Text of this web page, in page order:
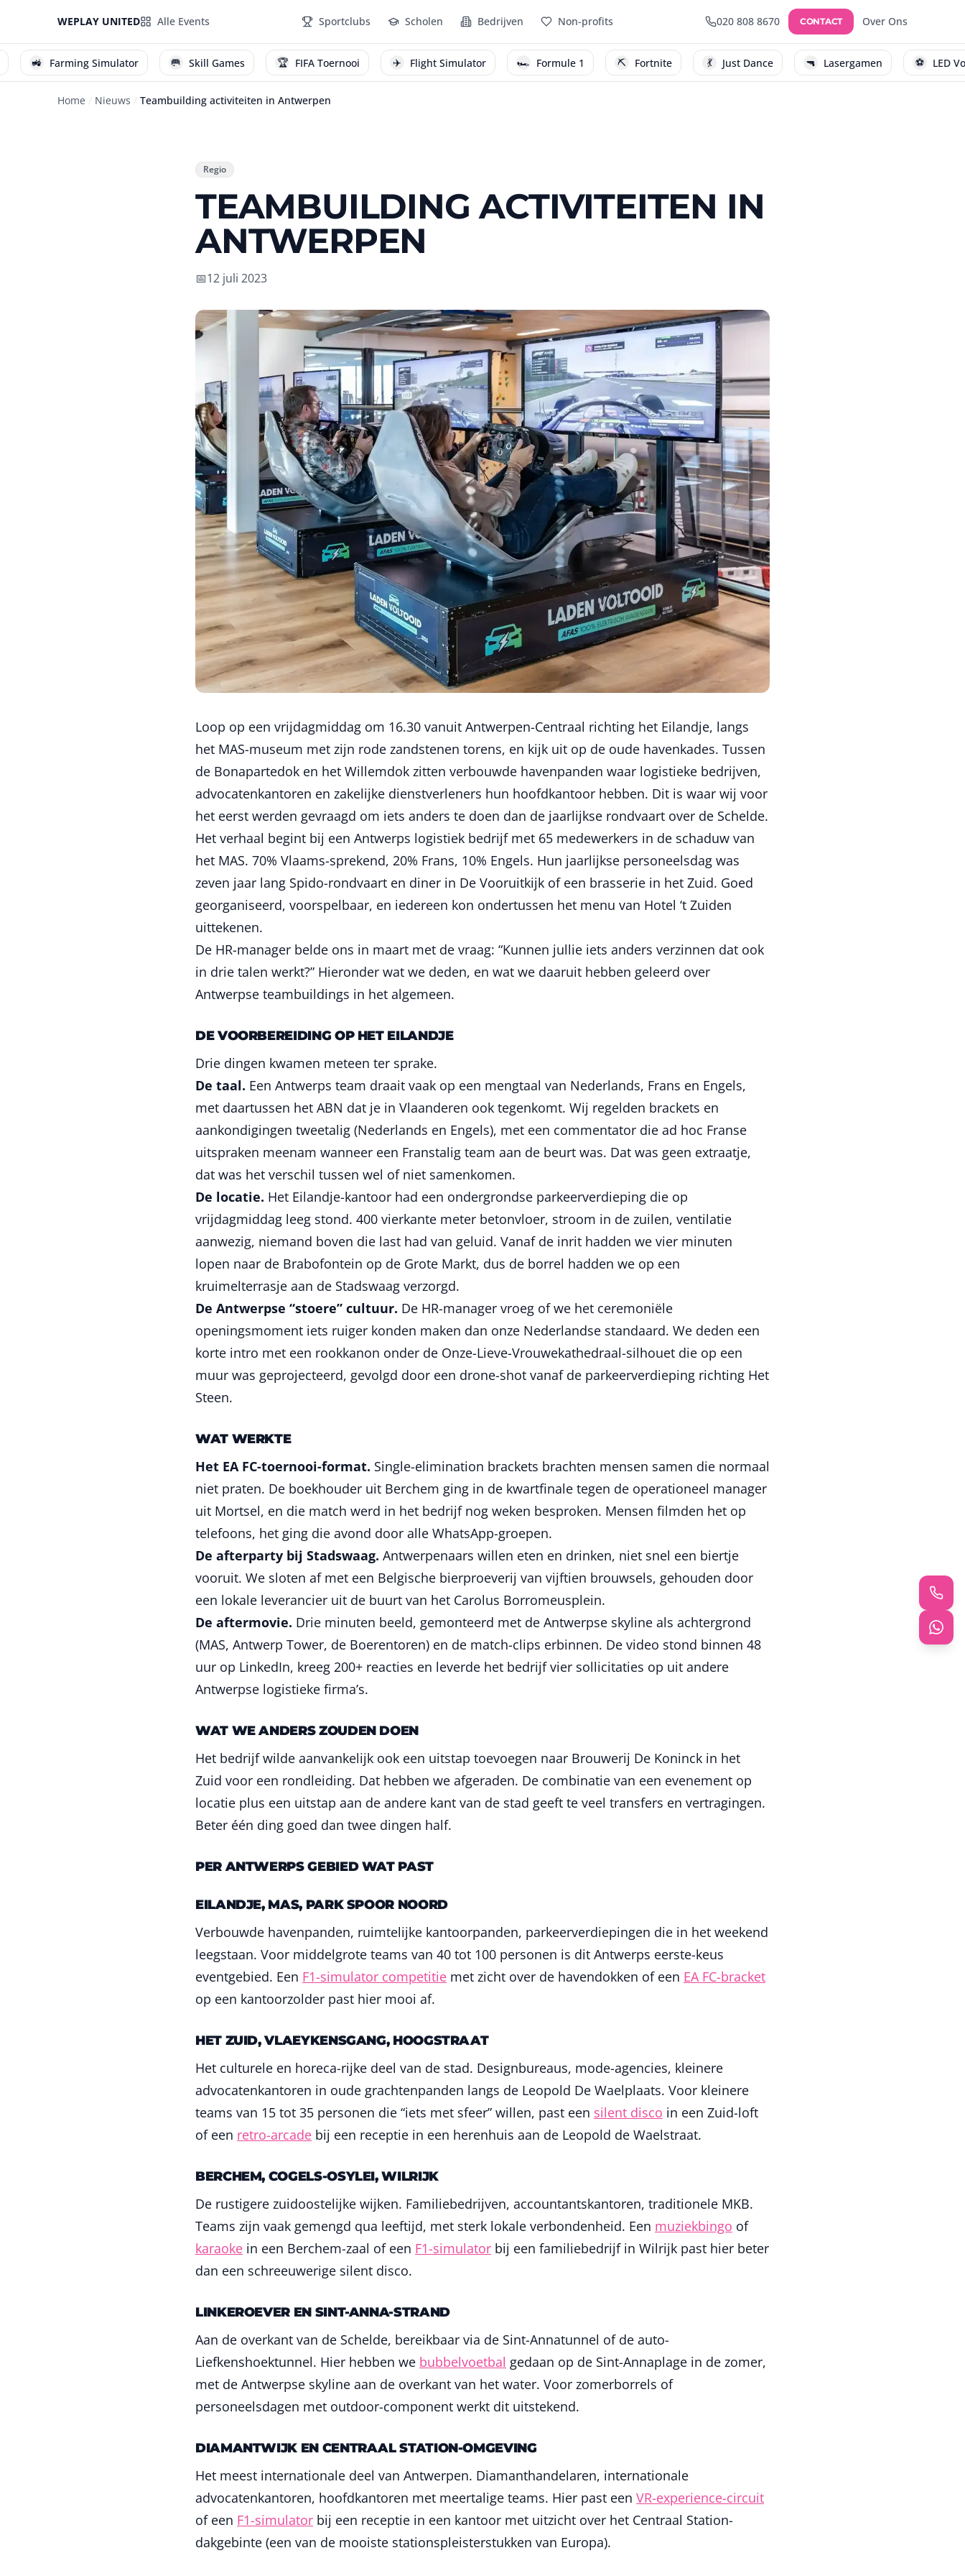
WEPLAY UNITED Alle Events Sportclubs Scholen Bedrijven Non-profits 020 808 8670 CONTACT Over Ons
Farming Simulator 🥅 Skill Games 🏆 FIFA Toernooi ✈️ Flight Simulator 🏎️ Formule 1 ⛏️ Fortnite 💃 Just Dance 🔫 Lasergamen ⚽ LED Voetbal
Home / Nieuws / Teambuilding activiteiten in Antwerpen
Regio
TEAMBUILDING ACTIVITEITEN IN
ANTWERPEN
📅12 juli 2023
Loop op een vrijdagmiddag om 16.30 vanuit Antwerpen-Centraal richting het Eilandje, langs
het MAS-museum met zijn rode zandstenen torens, en kijk uit op de oude havenkades. Tussen
de Bonapartedok en het Willemdok zitten verbouwde havenpanden waar logistieke bedrijven,
advocatenkantoren en zakelijke dienstverleners hun hoofdkantoor hebben. Dit is waar wij voor
het eerst werden gevraagd om iets anders te doen dan de jaarlijkse rondvaart over de Schelde.
Het verhaal begint bij een Antwerps logistiek bedrijf met 65 medewerkers in de schaduw van
het MAS. 70% Vlaams-sprekend, 20% Frans, 10% Engels. Hun jaarlijkse personeelsdag was
zeven jaar lang Spido-rondvaart en diner in De Vooruitkijk of een brasserie in het Zuid. Goed
georganiseerd, voorspelbaar, en iedereen kon ondertussen het menu van Hotel ‘t Zuiden
uittekenen.
De HR-manager belde ons in maart met de vraag: “Kunnen jullie iets anders verzinnen dat ook
in drie talen werkt?” Hieronder wat we deden, en wat we daaruit hebben geleerd over
Antwerpse teambuildings in het algemeen.
DE VOORBEREIDING OP HET EILANDJE
Drie dingen kwamen meteen ter sprake.
De taal. Een Antwerps team draait vaak op een mengtaal van Nederlands, Frans en Engels,
met daartussen het ABN dat je in Vlaanderen ook tegenkomt. Wij regelden brackets en
aankondigingen tweetalig (Nederlands en Engels), met een commentator die ad hoc Franse
uitspraken meenam wanneer een Franstalig team aan de beurt was. Dat was geen extraatje,
dat was het verschil tussen wel of niet samenkomen.
De locatie. Het Eilandje-kantoor had een ondergrondse parkeerverdieping die op
vrijdagmiddag leeg stond. 400 vierkante meter betonvloer, stroom in de zuilen, ventilatie
aanwezig, niemand boven die last had van geluid. Vanaf de inrit hadden we vier minuten
lopen naar de Brabofontein op de Grote Markt, dus de borrel hadden we op een
kruimelterrasje aan de Stadswaag verzorgd.
De Antwerpse “stoere” cultuur. De HR-manager vroeg of we het ceremoniële
openingsmoment iets ruiger konden maken dan onze Nederlandse standaard. We deden een
korte intro met een rookkanon onder de Onze-Lieve-Vrouwekathedraal-silhouet die op een
muur was geprojecteerd, gevolgd door een drone-shot vanaf de parkeerverdieping richting Het
Steen.
WAT WERKTE
Het EA FC-toernooi-format. Single-elimination brackets brachten mensen samen die normaal
niet praten. De boekhouder uit Berchem ging in de kwartfinale tegen de operationeel manager
uit Mortsel, en die match werd in het bedrijf nog weken besproken. Mensen filmden het op
telefoons, het ging die avond door alle WhatsApp-groepen.
De afterparty bij Stadswaag. Antwerpenaars willen eten en drinken, niet snel een biertje
vooruit. We sloten af met een Belgische bierproeverij van vijftien brouwsels, gehouden door
een lokale leverancier uit de buurt van het Carolus Borromeusplein.
De aftermovie. Drie minuten beeld, gemonteerd met de Antwerpse skyline als achtergrond
(MAS, Antwerp Tower, de Boerentoren) en de match-clips erbinnen. De video stond binnen 48
uur op LinkedIn, kreeg 200+ reacties en leverde het bedrijf vier sollicitaties op uit andere
Antwerpse logistieke firma’s.
WAT WE ANDERS ZOUDEN DOEN
Het bedrijf wilde aanvankelijk ook een uitstap toevoegen naar Brouwerij De Koninck in het
Zuid voor een rondleiding. Dat hebben we afgeraden. De combinatie van een evenement op
locatie plus een uitstap aan de andere kant van de stad geeft te veel transfers en vertragingen.
Beter één ding goed dan twee dingen half.
PER ANTWERPS GEBIED WAT PAST
EILANDJE, MAS, PARK SPOOR NOORD
Verbouwde havenpanden, ruimtelijke kantoorpanden, parkeerverdiepingen die in het weekend
leegstaan. Voor middelgrote teams van 40 tot 100 personen is dit Antwerps eerste-keus
eventgebied. Een F1-simulator competitie met zicht over de havendokken of een EA FC-bracket
op een kantoorzolder past hier mooi af.
HET ZUID, VLAEYKENSGANG, HOOGSTRAAT
Het culturele en horeca-rijke deel van de stad. Designbureaus, mode-agencies, kleinere
advocatenkantoren in oude grachtenpanden langs de Leopold De Waelplaats. Voor kleinere
teams van 15 tot 35 personen die “iets met sfeer” willen, past een silent disco in een Zuid-loft
of een retro-arcade bij een receptie in een herenhuis aan de Leopold de Waelstraat.
BERCHEM, COGELS-OSYLEI, WILRIJK
De rustigere zuidoostelijke wijken. Familiebedrijven, accountantskantoren, traditionele MKB.
Teams zijn vaak gemengd qua leeftijd, met sterk lokale verbondenheid. Een muziekbingo of
karaoke in een Berchem-zaal of een F1-simulator bij een familiebedrijf in Wilrijk past hier beter
dan een schreeuwerige silent disco.
LINKEROEVER EN SINT-ANNA-STRAND
Aan de overkant van de Schelde, bereikbaar via de Sint-Annatunnel of de auto-
Liefkenshoektunnel. Hier hebben we bubbelvoetbal gedaan op de Sint-Annaplage in de zomer,
met de Antwerpse skyline aan de overkant van het water. Voor zomerborrels of
personeelsdagen met outdoor-component werkt dit uitstekend.
DIAMANTWIJK EN CENTRAAL STATION-OMGEVING
Het meest internationale deel van Antwerpen. Diamanthandelaren, internationale
advocatenkantoren, hoofdkantoren met meertalige teams. Hier past een VR-experience-circuit
of een F1-simulator bij een receptie in een kantoor met uitzicht over het Centraal Station-
dakgebinte (een van de mooiste stationspleisterstukken van Europa).